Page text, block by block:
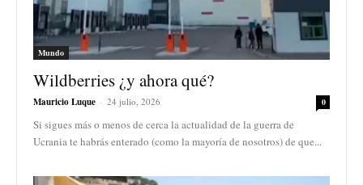
Mundo
Wildberries ¿y ahora qué?
Mauricio Luque - 24 julio, 2026 0
Si sigues más o menos de cerca la actualidad de la guerra de
Ucrania te habrás enterado (como la mayoría de nosotros) de que...